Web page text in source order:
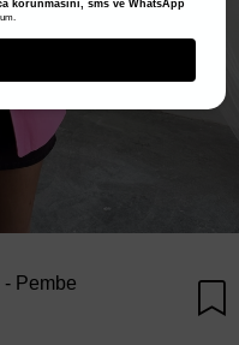
- Pembe
korunmasını, sms ve WhatsApp